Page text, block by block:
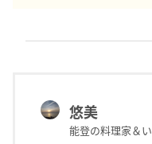
悠美
能登の料理家＆